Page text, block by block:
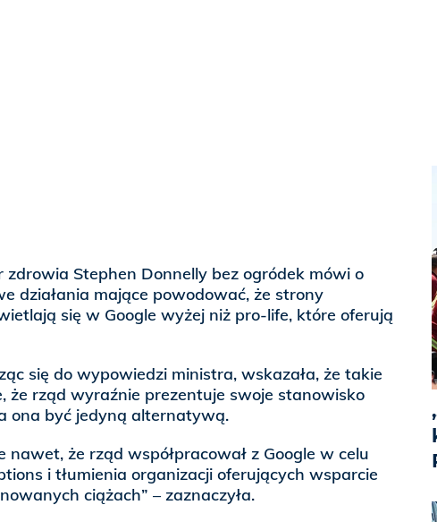
zdrowia Stephen Donnelly bez ogródek mówi o
działania mające powodować, że strony
się w Google wyżej niż pro-life, które oferują
się do wypowiedzi ministra, wskazała, że takie
że rząd wyraźnie prezentuje swoje stanowisko
ona być jedyną alternatywą.
nawet, że rząd współpracował z Google w celu
i tłumienia organizacji oferujących wsparcie
ciążach” – zaznaczyła.